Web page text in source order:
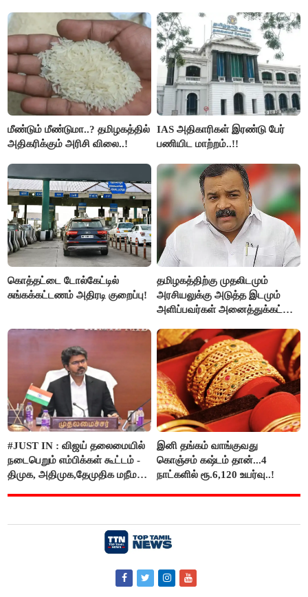
மீண்டும் மீண்டுமா..? தமிழகத்தில்
அதிகரிக்கும் அரிசி விலை..!
IAS அதிகாரிகள் இரண்டு பேர்
பணியிட மாற்றம்..!!
கொத்தட்டை டோல்கேட்டில்
சுங்கக்கட்டணம் அதிரடி குறைப்பு!
தமிழகத்திற்கு முதலிடமும்
அரசியலுக்கு அடுத்த இடமும்
அளிப்பவர்கள் அனைத்துக்கட்சி
பங்கேற்பார்கள் - மாணிக்கம்
தாகூர்..!!
#JUST IN : விஜய் தலைமையில்
நடைபெறும் எம்பிக்கள் கூட்டம் -
திமுக, அதிமுக,தேமுதிக மநீம
இனி தங்கம் வாங்குவது
கொஞ்சம் கஷ்டம் தான்...4
நாட்களில் ரூ.6,120 உயர்வு..!